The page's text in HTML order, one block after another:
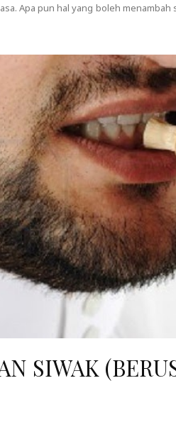
Apa pun hal yang boleh menambah
SIWAK